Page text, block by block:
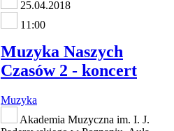
25.04.2018
11:00
Muzyka Naszych
Czasów 2 - koncert
Muzyka
Akademia Muzyczna im. I. J.